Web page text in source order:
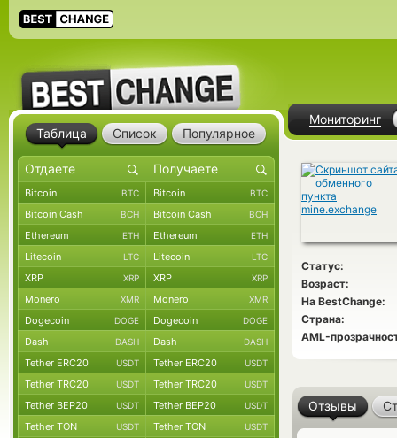
Мониторинг
Статус:
Возраст:
На BestChange:
Страна:
AML-
Отзывы
Таблица Список Популярное
Bitcoin BTC Bitcoin BTC
Bitcoin Cash BCH Bitcoin Cash BCH
Ethereum ETH Ethereum ETH
Litecoin LTC Litecoin LTC
XRP XRP XRP XRP
Monero XMR Monero XMR
Dogecoin DOGE Dogecoin DOGE
Dash DASH Dash DASH
Tether ERC20 USDT Tether ERC20 USDT
Tether TRC20 USDT Tether TRC20 USDT
Tether BEP20 USDT Tether BEP20 USDT
Tether TON USDT Tether TON USDT